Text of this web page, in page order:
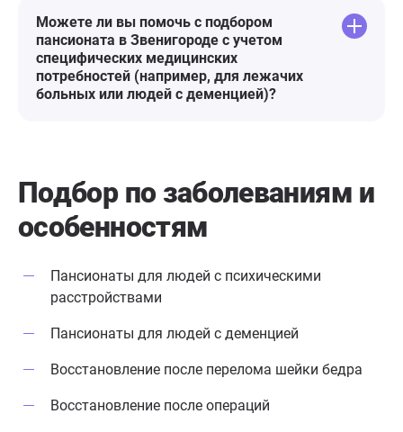
волшебницы,советуют,что можно
для кожи,какую маску
нанести,какие процедуры можно
сделать. Очень рекомендую. Кожа
Можете ли вы помочь с подбором
пансионата в Звенигороде с учетом
специфических медицинских
потребностей (например, для лежачих
больных или людей с деменцией)?
Подбор по заболеваниям и
особенностям
Пансионаты для людей с психическими
расстройствами
Пансионаты для людей с деменцией
Восстановление после перелома шейки бедра
Восстановление после операций